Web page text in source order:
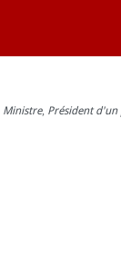
Ministre, Président